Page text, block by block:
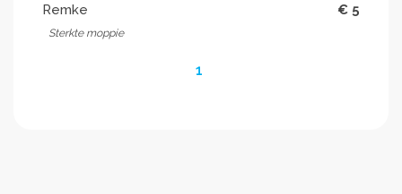
Remke € 5
Sterkte moppie
1